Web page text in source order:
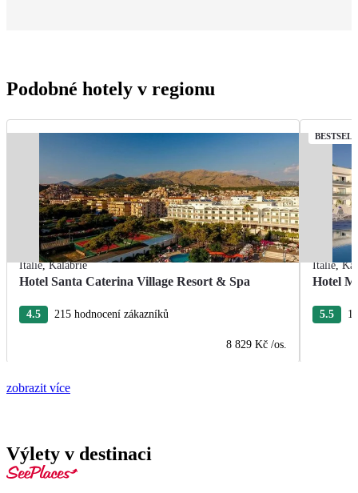
Podobné hotely v regionu
Itálie,Kalábrie
Hotel Santa Caterina Village Resort & Spa
4.5 215 hodnocení zákazníků
8 829 Kč /os.
Itálie,
Hotel
5.5
zobrazit více
Výlety v destinaci